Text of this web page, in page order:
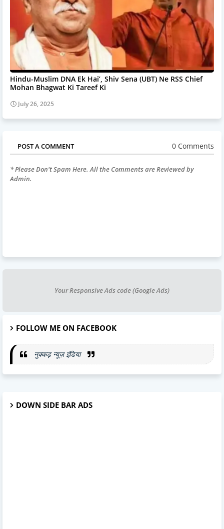
Hindu-Muslim DNA Ek Hai’, Shiv Sena (UBT) Ne RSS Chief
Mohan Bhagwat Ki Tareef Ki
July 26, 2025
POST A COMMENT 0 Comments
* Please Don't Spam Here. All the Comments are Reviewed by
Admin.
Your Responsive Ads code (Google Ads)
FOLLOW ME ON FACEBOOK
नुक्कड़ न्यूज़ इंडिया
DOWN SIDE BAR ADS